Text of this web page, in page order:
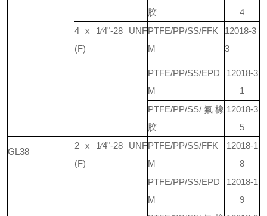
胶
4
4 x 1⁄4"-28 UNF
(F)
PTFE/PP/SS/FFK
M
12018-3
3
PTFE/PP/SS/EPD
M
12018-3
1
PTFE/PP/SS/氟橡
胶
12018-3
5
GL38
2 x 1⁄4"-28 UNF
(F)
PTFE/PP/SS/FFK
M
12018-1
8
PTFE/PP/SS/EPD
M
12018-1
9